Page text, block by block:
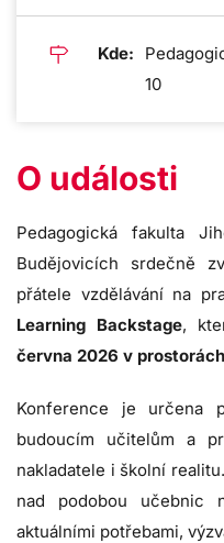
Kde:
10
O události
Pedagogická fakulta
Budějovicích srdečně
přátele vzdělávání na
Learning Backstage,
června 2026 v
Konference je určena
budoucím učitelům a
nakladatele i školní
nad podobou
aktuálními potřebami,